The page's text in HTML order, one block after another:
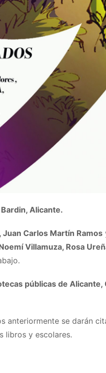
Alicante.
Juan Carlos Martín Ramos
Villamuza, Rosa
públicas de Alicante,
anteriormente se darán
libros y escolares.